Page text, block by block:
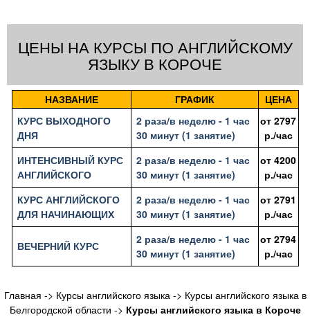
ЦЕНЫ НА КУРСЫ ПО АНГЛИЙСКОМУ
ЯЗЫКУ В КОРОЧЕ
НАЗВАНИЕ ГРАФИК
ЦЕНА
КУРС ВЫХОДНОГО
ДНЯ
2 раза/в неделю - 1 час
30 минут (1 занятие)
от 2797
р./час
ИНТЕНСИВНЫЙ КУРС
АНГЛИЙСКОГО
2 раза/в неделю - 1 час
30 минут (1 занятие)
от 4200
р./час
КУРС АНГЛИЙСКОГО
ДЛЯ НАЧИНАЮЩИХ
2 раза/в неделю - 1 час
30 минут (1 занятие)
от 2791
р./час
ВЕЧЕРНИЙ КУРС
2 раза/в неделю - 1 час
30 минут (1 занятие)
от 2794
р./час
Главная -> Курсы английского языка-> Курсы английского языка в
Белгородской области -> Курсы английского языка в Короче